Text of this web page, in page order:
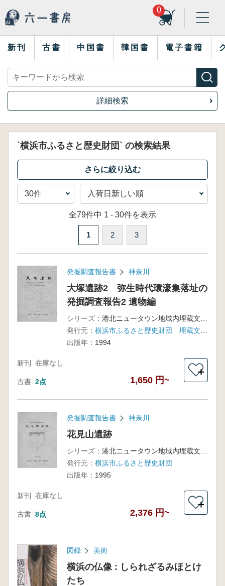
0
新刊 古書 中国書 韓国書 電子書籍
詳細検索
`横浜市ふるさと歴史財団` の検索結果
全79件中 1 - 30件を表示
1 2 3
発掘調査報告書 神奈川
大塚遺跡2 弥生時代環濠集落址の
発掘調査報告2 遺物編
シリーズ：
発行元：
出版年： 1994
新刊 在庫なし
古書 2点 1,650 円~
＋
発掘調査報告書 神奈川
花見山遺跡
シリーズ：
発行元： 横浜市ふるさと歴史財団
出版年： 1995
新刊 在庫なし
古書 8点 2,376 円~
＋
図録 美術
横浜の仏像 : しられざるみほとけ
たち